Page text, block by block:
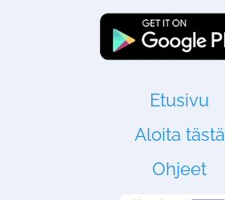
Etusivu
Aloita tästä
Ohjeet